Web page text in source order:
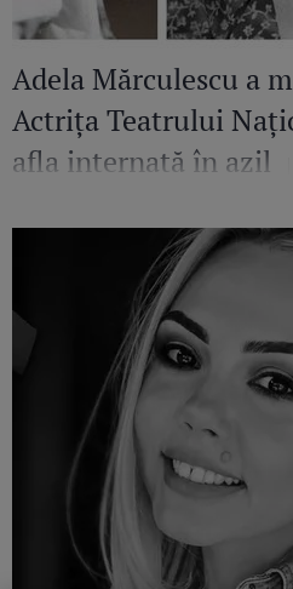
Adela Mărculescu a
Actrița Teatrului
afla internată în azil